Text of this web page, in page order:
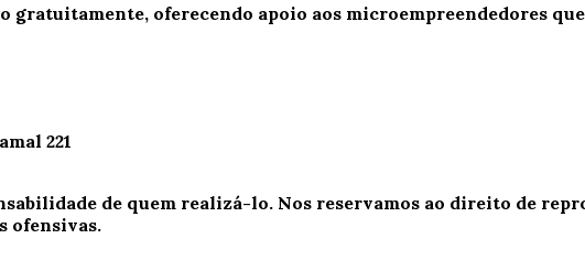
gratuitamente, oferecendo apoio aos microempreendedores
221
de quem realizá-lo. Nos reservamos ao direito de
ofensivas.